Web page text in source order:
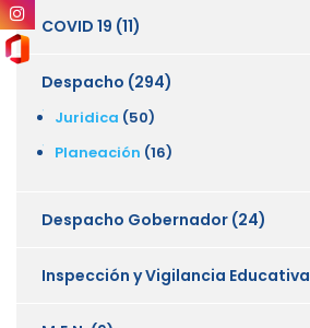
COVID 19 (11)
Despacho (294)
Juridica (50)
Planeación (16)
Despacho Gobernador (24)
Inspección y Vigilancia Educativa